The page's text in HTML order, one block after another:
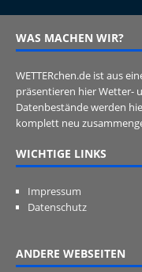
WAS MACHEN WIR?
WETTERchen.de ist aus
präsentieren hier Wetter-
Datenbestände werden
komplett neu
WICHTIGE LINKS
Impressum
Datenschutz
ANDERE WEBSEITEN